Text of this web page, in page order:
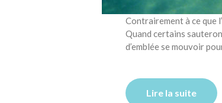
Contrairement à ce que
Quand certains
d’emblée se mouvoir
Lire la suite